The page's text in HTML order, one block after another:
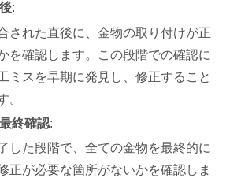
:
された直後に、金物の取り付けが正
を確認します。この段階での確認に
ミスを早期に発見し、修正すること
。
終確認:
した段階で、全ての金物を最終的に
正が必要な箇所がないかを確認しま